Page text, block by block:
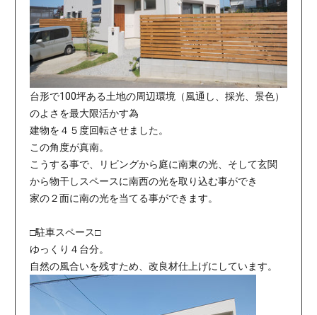
台形で100坪ある土地の周辺環境（風通し、採光、景色）
のよさを最大限活かす為
建物を４５度回転させました。
この角度が真南。
こうする事で、リビングから庭に南東の光、そして玄関
から物干しスペースに南西の光を取り込む事ができ
家の２面に南の光を当てる事ができます。
□駐車スペース□
ゆっくり４台分。
自然の風合いを残すため、改良材仕上げにしています。